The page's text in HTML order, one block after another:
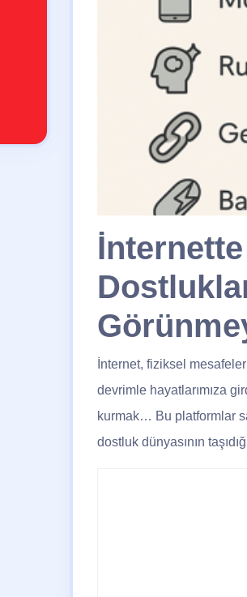
İnternet, fiziksel
devrimle hayatlarımıza
kurmak… Bu platformlar
dostluk dünyasının